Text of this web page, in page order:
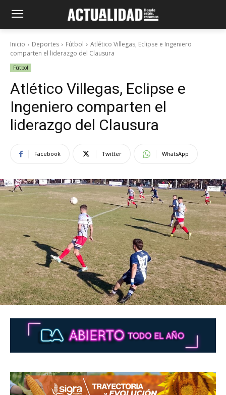
Inicio Deportes Fútbol
Atlético Villegas, Eclipse e Ingeniero
comparten el liderazgo del Clausura
Fútbol
Atlético Villegas, Eclipse e
Ingeniero comparten el
liderazgo del Clausura
Facebook Twitter WhatsApp